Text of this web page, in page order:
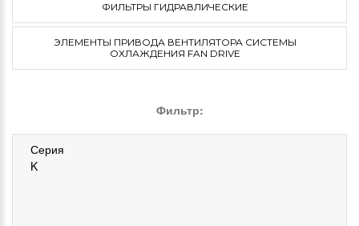
ФИЛЬТРЫ ГИДРАВЛИЧЕСКИЕ
ЭЛЕМЕНТЫ ПРИВОДА ВЕНТИЛЯТОРА СИСТЕМЫ
ОХЛАЖДЕНИЯ FAN DRIVE
Фильтр: